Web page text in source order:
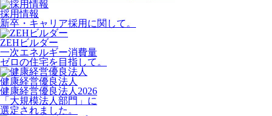
採用情報
新卒・キャリア採用に関して。
ZEHビルダー
一次エネルギー消費量
ゼロの住宅を目指して。
健康経営優良法人
健康経営優良法人2026
「大規模法人部門」に
選定されました。